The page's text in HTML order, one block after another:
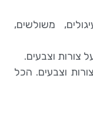
משולשים,
צורות וצבעים.
וצבעים. הכל